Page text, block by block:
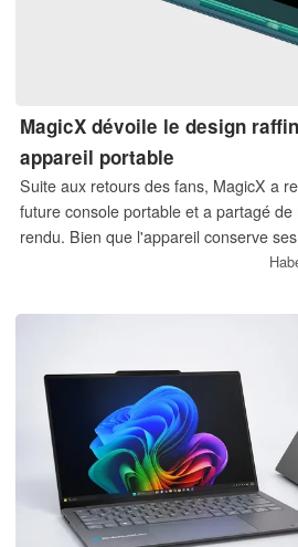
MagicX dévoile le design
appareil portable
Suite aux retours des fans, MagicX a
future console portable et a partagé
rendu. Bien que l'appareil conserve
caractéristiques techniques d'origine,